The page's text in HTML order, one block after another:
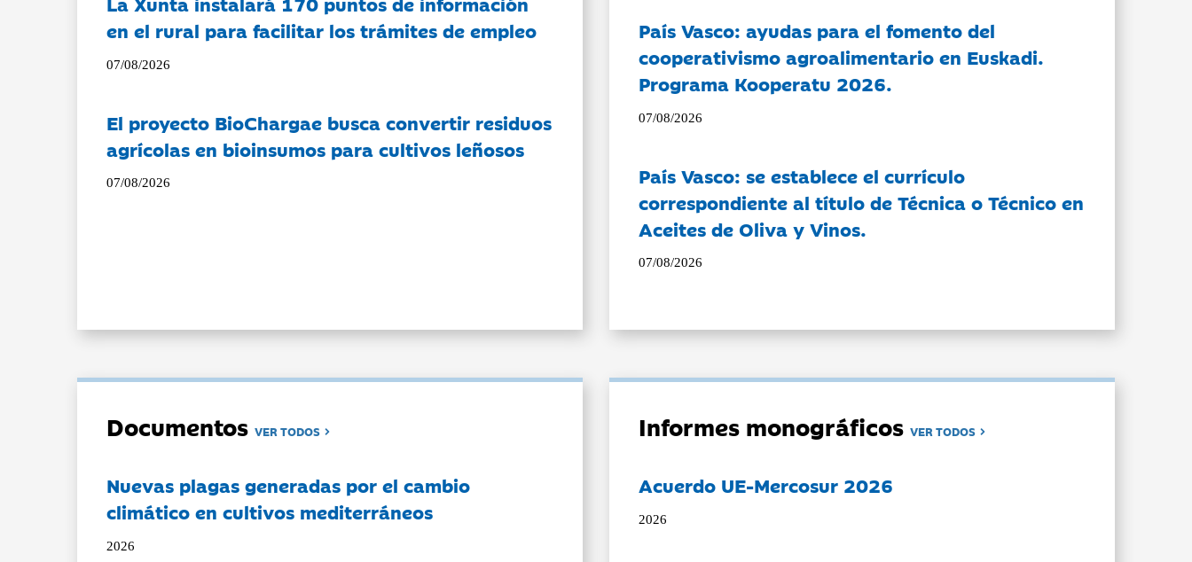
en el rural para facilitar los trámites de empleo
07/08/2026
El proyecto BioChargae busca convertir residuos
agrícolas en bioinsumos para cultivos leñosos
07/08/2026
País Vasco: ayudas para el fomento del
cooperativismo agroalimentario en Euskadi.
Programa Kooperatu 2026.
07/08/2026
País Vasco: se establece el currículo
correspondiente al título de Técnica o Técnico en
Aceites de Oliva y Vinos.
07/08/2026
DocumentosVER TODOS
Nuevas plagas generadas por el cambio
climático en cultivos mediterráneos
2026
Informes monográficosVER TODOS
Acuerdo UE-Mercosur 2026
2026